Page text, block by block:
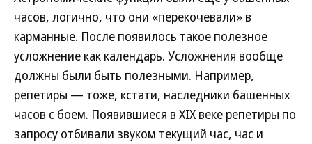
часов, логично, что они «перекочевали» в
карманные. После появилось такое полезное
усложнение как календарь. Усложнения вообще
должны были быть полезными. Например,
репетиры — тоже, кстати, наследники башенных
часов с боем. Появившиеся в XIX веке репетиры по
запросу отбивали звуком текущий час, час и